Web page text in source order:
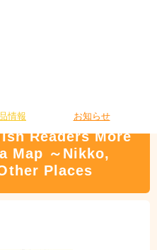
情報 お知らせ
Places
Readers More
Map ～Nikko,
Places